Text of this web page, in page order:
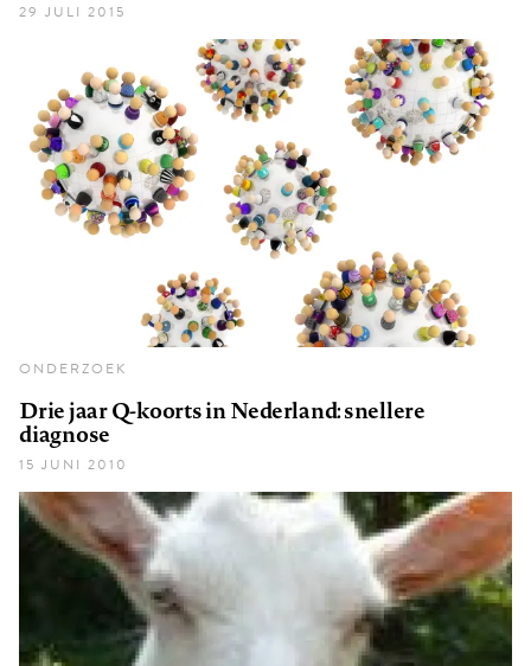
29 JULI 2015
ONDERZOEK
Drie jaar Q-koorts in Nederland: snellere
diagnose
15 JUNI 2010